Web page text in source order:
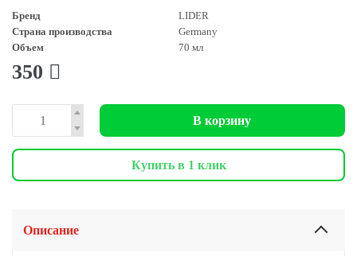
Бренд
LIDER
Страна производства
Germany
Объем
70 мл
350
В корзину
Купить в 1 клик
Описание